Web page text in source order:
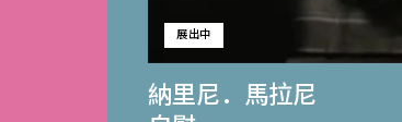
納里尼．馬拉尼
展出中